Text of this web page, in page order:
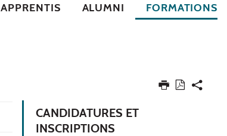
APPRENTIS ALUMNI FORMATIONS
CANDIDATURES ET
INSCRIPTIONS